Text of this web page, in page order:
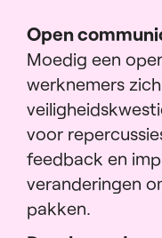
Open
Moedig een
werknemers
voor
feedback en
veranderingen
pakken.